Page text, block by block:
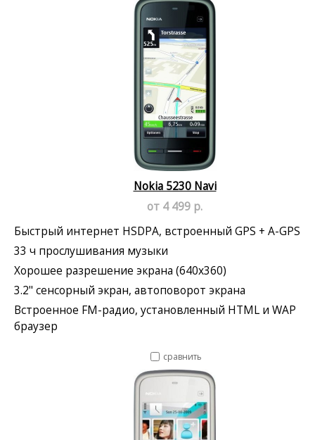
Nokia 5230 Navi
от 4 499 р.
Быстрый интернет HSDPA, встроенный GPS + A-GPS
33 ч прослушивания музыки
Хорошее разрешение экрана (640x360)
3.2" сенсорный экран, автоповорот экрана
Встроенное FM-радио, установленный HTML и WAP
браузер
сравнить